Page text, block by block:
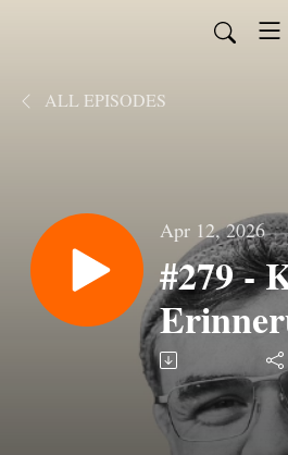
ALL EPISODES
Apr 12, 2026
#279 -
alle,
vom